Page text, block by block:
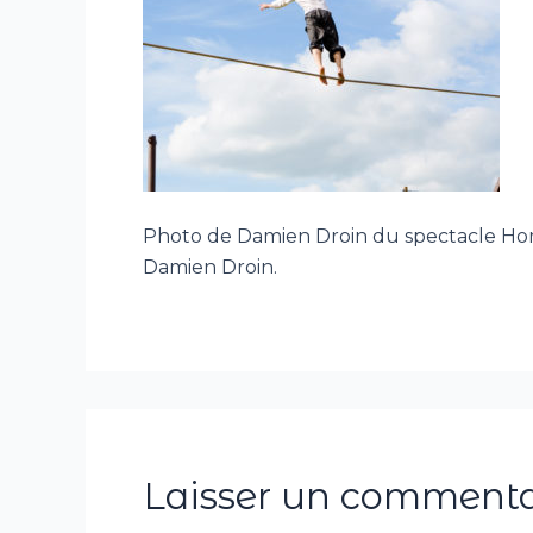
Photo de Damien Droin du spectacle
Damien Droin.
Laisser un